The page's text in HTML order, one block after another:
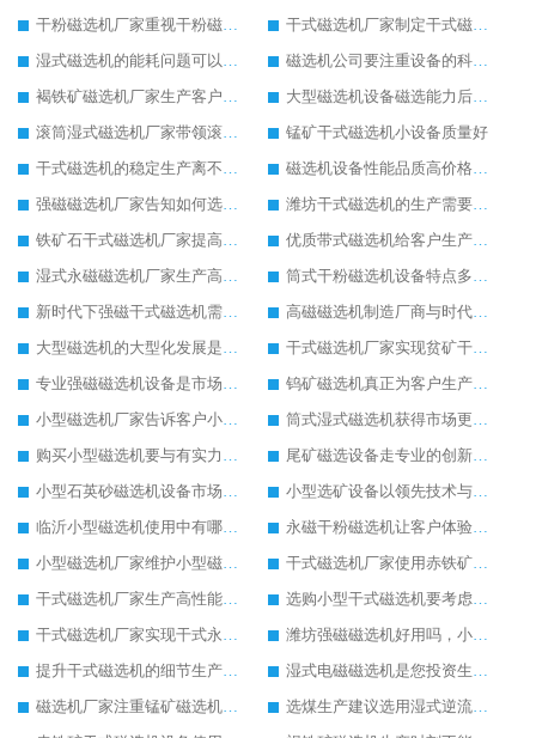
干粉磁选机厂家重视干粉磁选机的设备质量
干式磁选机厂家制定干式磁选机市场发展新目标
湿式磁选机的能耗问题可以这么理解
磁选机公司要注重设备的科技技术生产
褐铁矿磁选机厂家生产客户满意的褐铁矿磁选机
大型磁选机设备磁选能力后劲十足
滚筒湿式磁选机厂家带领滚筒湿式磁选机领导示范作用
锰矿干式磁选机小设备质量好
干式磁选机的稳定生产离不开合理的保养工作
磁选机设备性能品质高价格合理客户比较喜欢
强磁磁选机厂家告知如何选购强磁磁选机设备
潍坊干式磁选机的生产需要更多创新来支持
铁矿石干式磁选机厂家提高干式磁选机的市场销售量
优质带式磁选机给客户生产带来不一样的体验
湿式永磁磁选机厂家生产高品质的湿式永磁磁选机设备
筒式干粉磁选机设备特点多更受到欢迎
新时代下强磁干式磁选机需要环保生产
高磁磁选机制造厂商与时代共同进步和发展
大型磁选机的大型化发展是必然趋势
干式磁选机厂家实现贫矿干式磁选机的专业化管理
专业强磁磁选机设备是市场的主导设备
钨矿磁选机真正为客户生产提供更多便利
小型磁选机厂家告诉客户小型磁选机生产中的优势
筒式湿式磁选机获得市场更多的关注度
购买小型磁选机要与有实力的小型磁选机生产商合作
尾矿磁选设备走专业的创新发展之路
小型石英砂磁选机设备市场知名度正在提高
小型选矿设备以领先技术与客户共同进步
临沂小型磁选机使用中有哪些设备优势
永磁干粉磁选机让客户体验到高效率生产
小型磁选机厂家维护小型磁选机注意三步骤
干式磁选机厂家使用赤铁矿干式磁选机设备优点多
干式磁选机厂家生产高性能干式磁选机设备回馈客户
选购小型干式磁选机要考虑几个方面
干式磁选机厂家实现干式永磁筒式磁选机的成功与创新有关系
潍坊强磁磁选机好用吗，小型强磁磁选机多少钱一台
提升干式磁选机的细节生产很重要
湿式电磁磁选机是您投资生产的好设备
磁选机厂家注重锰矿磁选机多样化发展
选煤生产建议选用湿式逆流磁选机